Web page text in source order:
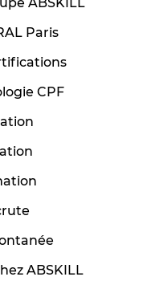
Paris
CPF
ABSKILL